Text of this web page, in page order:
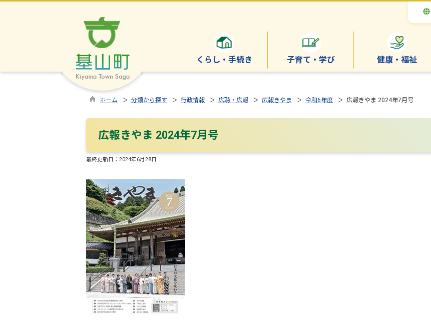
くらし・手続き 子育て・学び 健康・福祉
ホーム ＞ 分類から探す ＞ 行政情報 ＞ 広聴・広報 ＞ 広報きやま ＞ 令和6年度 ＞ 広報きやま 2024年7月号
広報きやま 2024年7月号
最終更新日： 2024年6月28日